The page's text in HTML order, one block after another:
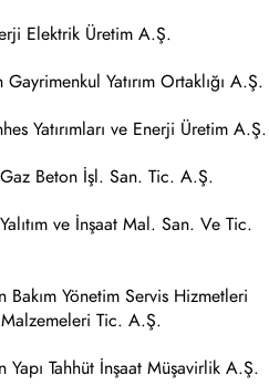
Elektrik Üretim A.Ş.
Yatırım Ortaklığı A.Ş.
Yatırımları ve Enerji Üretim A.Ş.
Beton İşl. San. Tic. A.Ş.
ve İnşaat Mal. San. Ve Tic.
Bakım Yönetim Servis Hizmetleri
Tic. A.Ş.
Yapı Tahhüt İnşaat Müşavirlik A.Ş.